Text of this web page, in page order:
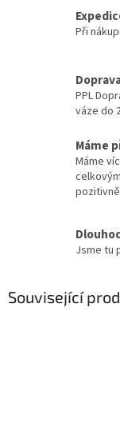
Při
PPL
váze do
Máme
Máme
Jsme tu
Související